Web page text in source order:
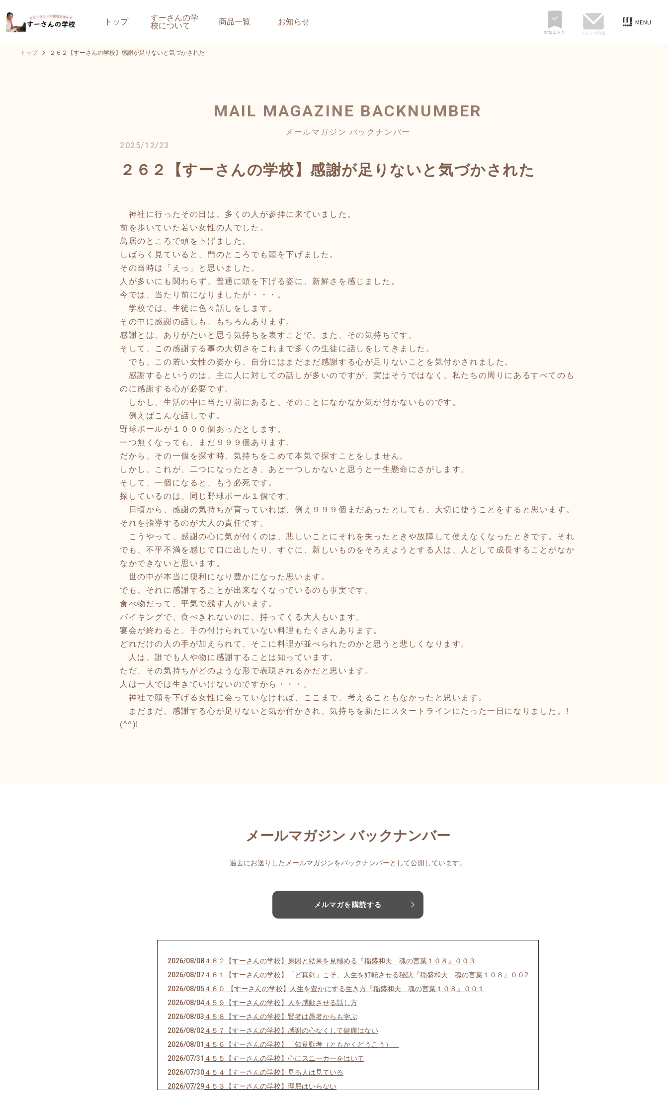
トップ
すーさんの学
校について
商品一覧 お知らせ
トップ ２６２【すーさんの学校】感謝が足りないと気づかされた
MAIL MAGAZINE BACKNUMBER
メールマガジン バックナンバー
2025/12/23
２６２【すーさんの学校】感謝が足りないと気づかされた
神社に行ったその日は、多くの人が参拝に来ていました。
前を歩いていた若い女性の人でした。
鳥居のところで頭を下げました。
しばらく見ていると、門のところでも頭を下げました。
その当時は「えっ」と思いました。
人が多いにも関わらず、普通に頭を下げる姿に、新鮮さを感じました。
今では、当たり前になりましたが・・・。
学校では、生徒に色々話しをします。
その中に感謝の話しも、もちろんあります。
感謝とは、ありがたいと思う気持ちを表すことで、また、その気持ちです。
そして、この感謝する事の大切さをこれまで多くの生徒に話しをしてきました。
でも、この若い女性の姿から、自分にはまだまだ感謝する心が足りないことを気付かされました。
感謝するというのは、主に人に対しての話しが多いのですが、実はそうではなく、私たちの周りにあるすべてのも
のに感謝する心が必要です。
しかし、生活の中に当たり前にあると、そのことになかなか気が付かないものです。
例えばこんな話しです。
野球ボールが１０００個あったとします。
一つ無くなっても、まだ９９９個あります。
だから、その一個を探す時、気持ちをこめて本気で探すことをしません。
しかし、これが、二つになったとき、あと一つしかないと思うと一生懸命にさがします。
そして、一個になると、もう必死です。
探しているのは、同じ野球ボール１個です。
日頃から、感謝の気持ちが育っていれば、例え９９９個まだあったとしても、大切に使うことをすると思います。
それを指導するのが大人の責任です。
こうやって、感謝の心に気が付くのは、悲しいことにそれを失ったときや故障して使えなくなったときです。それ
でも、不平不満を感じて口に出したり、すぐに、新しいものをそろえようとする人は、人として成長することがなか
なかできないと思います。
世の中が本当に便利になり豊かになった思います。
でも、それに感謝することが出来なくなっているのも事実です。
食べ物だって、平気で残す人がいます。
バイキングで、食べきれないのに、持ってくる大人もいます。
宴会が終わると、手の付けられていない料理もたくさんあります。
どれだけの人の手が加えられて、そこに料理が並べられたのかと思うと悲しくなります。
人は、誰でも人や物に感謝することは知っています。
ただ、その気持ちがどのような形で表現されるかだと思います。
人は一人では生きていけないのですから・・・。
神社で頭を下げる女性に会っていなければ、ここまで、考えることもなかったと思います。
まだまだ、感謝する心が足りないと気が付かされ、気持ちを新たにスタートラインにたった一日になりました。!
(^^)!
メールマガジン バックナンバー
過去にお送りしたメールマガジンをバックナンバーとして公開しています。
メルマガを購読する
2026/08/08４６２【すーさんの学校】原因と結果を見極める『稲盛和夫 魂の言葉１０８』００３
2026/08/07４６１【すーさんの学校】「ど真剣」こそ、人生を好転させる秘訣『稲盛和夫 魂の言葉１０８』００2
2026/08/05４６０ 【すーさんの学校】人生を豊かにする生き方『稲盛和夫 魂の言葉１０８』００１
2026/08/04４５９【すーさんの学校】人を感動させる話し方
2026/08/03 ４５８【すーさんの学校】賢者は愚者からも学ぶ
2026/08/02４５７【すーさんの学校】感謝の心なくして健康はない
2026/08/01 ４５６【すーさんの学校】「知覚動考（ともかくどうこう）」
2026/07/31 ４５５【すーさんの学校】心にスニーカーをはいて
2026/07/30４５４【すーさんの学校】見る人は見ている
2026/07/29４５３【すーさんの学校】理屈はいらない